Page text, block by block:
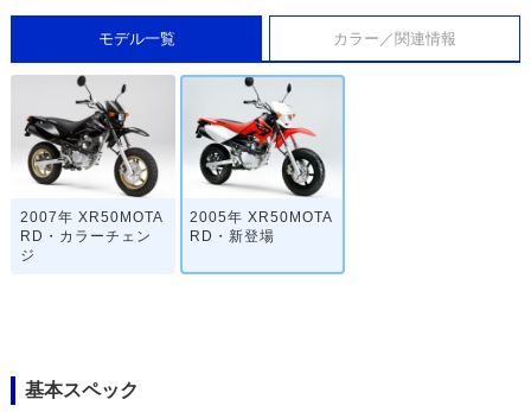
モデル一覧 カラー／関連情報
2007年 XR50MOTA
RD・カラーチェン
ジ
2005年 XR50MOTA
RD・新登場
基本スペック